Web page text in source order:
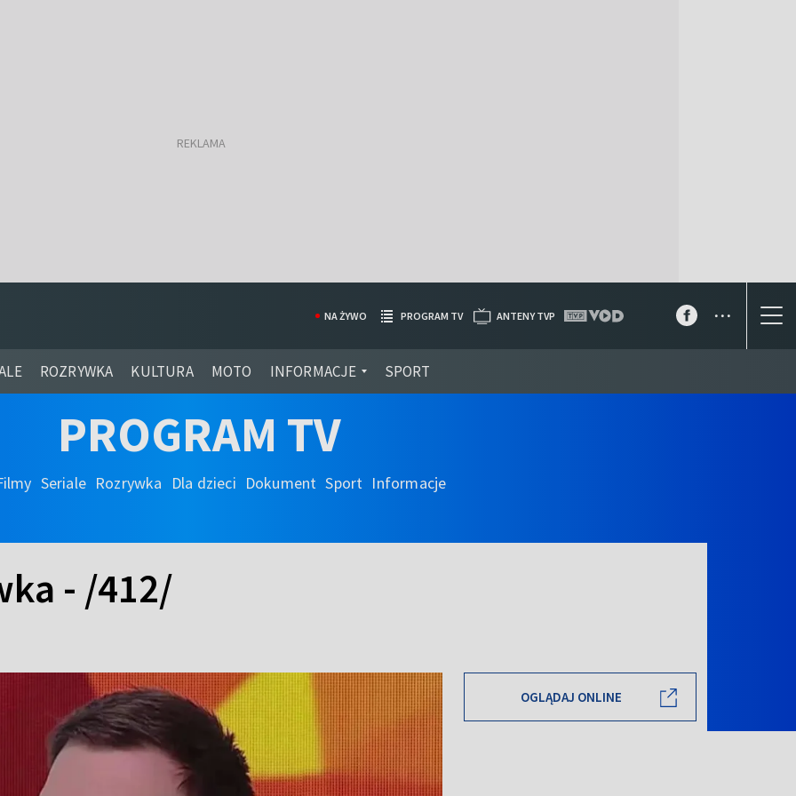
ROZRYWKA KULTURA MOTO INFORMACJE SPORT
NA ŻYWO PROGRAM TV ANTENY TVP ...
PROGRAM TV
Seriale Rozrywka Dla dzieci Dokument Sport Informacje
- /412/
OGLĄDAJ ONLINE